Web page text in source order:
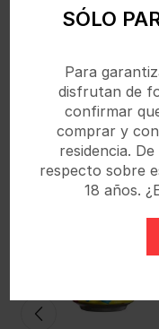
SÓLO
Para
disfrutan de
confirmar
comprar y
residencia.
respecto sobre
18 años.
Cóctel de ron con